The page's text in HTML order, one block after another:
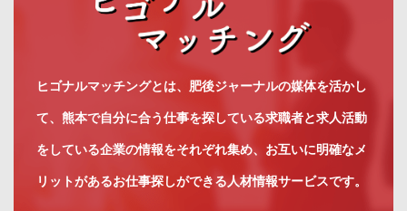
ヒゴナルマッチングとは、肥後ジャーナルの媒体を活かし
て、熊本で自分に合う仕事を探している求職者と求人活動
をしている企業の情報をそれぞれ集め、お互いに明確なメ
リットがあるお仕事探しができる人材情報サービスです。